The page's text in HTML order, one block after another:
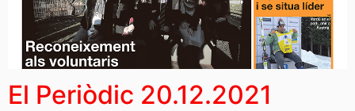
El Periòdic 20.12.2021